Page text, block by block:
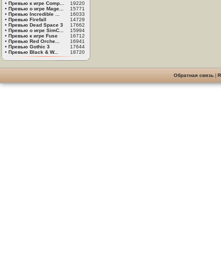
• Превью к игре Comp...
19220
• Превью о игре Mage...
15771
• Превью Incredible ...
16033
• Превью Firefall
14729
• Превью Dead Space 3
17662
• Превью о игре SimC...
15994
• Превью к игре Fuse
16712
• Превью Red Orche...
16941
• Превью Gothic 3
17644
• Превью Black & W... 18720
Обратная связь